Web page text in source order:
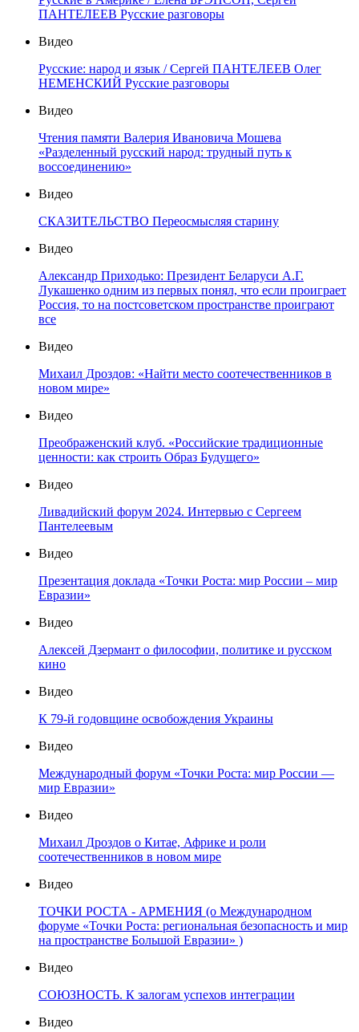
ПАНТЕЛЕЕВ Русские разговоры
Видео
Русские: народ и язык / Сергей ПАНТЕЛЕЕВ Олег
НЕМЕНСКИЙ Русские разговоры
Видео
Чтения памяти Валерия Ивановича Мошева
«Разделенный русский народ: трудный путь к
воссоединению»
Видео
СКАЗИТЕЛЬСТВО Переосмысляя старину
Видео
Александр Приходько: Президент Беларуси А.Г.
Лукашенко одним из первых понял, что если проиграет
Россия, то на постсоветском пространстве проиграют
все
Видео
Михаил Дроздов: «Найти место соотечественников в
новом мире»
Видео
Преображенский клуб. «Российские традиционные
ценности: как строить Образ Будущего»
Видео
Ливадийский форум 2024. Интервью с Сергеем
Пантелеевым
Видео
Презентация доклада «Точки Роста: мир России – мир
Евразии»
Видео
Алексей Дзермант о философии, политике и русском
кино
Видео
К 79-й годовщине освобождения Украины
Видео
Международный форум «Точки Роста: мир России —
мир Евразии»
Видео
Михаил Дроздов о Китае, Африке и роли
соотечественников в новом мире
Видео
ТОЧКИ РОСТА - АРМЕНИЯ (о Международном
форуме «Точки Роста: региональная безопасность и мир
на пространстве Большой Евразии» )
Видео
СОЮЗНОСТЬ. К залогам успехов интеграции
Видео